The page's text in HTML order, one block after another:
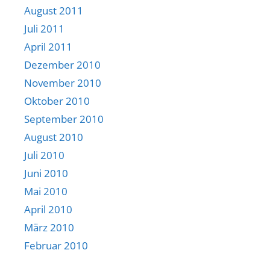
August 2011
Juli 2011
April 2011
Dezember 2010
November 2010
Oktober 2010
September 2010
August 2010
Juli 2010
Juni 2010
Mai 2010
April 2010
März 2010
Februar 2010